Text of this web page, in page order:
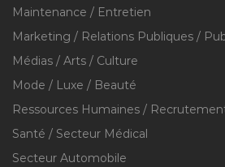
Maintenance / Entretien
Marketing / Relations Publiques /
Médias / Arts / Culture
Mode / Luxe / Beauté
Ressources Humaines /
Santé / Secteur Médical
Secteur Automobile